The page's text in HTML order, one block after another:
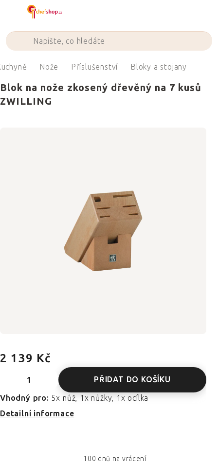
Nože Příslušenství Bloky a stojany
Blok na nože zkosený dřevěný na 7 kusů
ZWILLING
2 139 Kč
PŘIDAT DO KOŠÍKU
Vhodný pro: 5x nůž, 1x nůžky, 1x ocílka
Detailní informace
100 dnů na vrácení